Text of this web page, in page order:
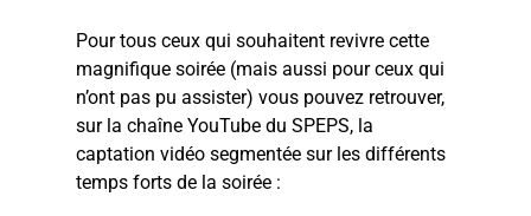
Pour tous ceux qui souhaitent revivre cette
magnifique soirée (mais aussi pour ceux qui
n’ont pas pu assister) vous pouvez retrouver,
sur la chaîne YouTube du SPEPS, la
captation vidéo segmentée sur les différents
temps forts de la soirée :